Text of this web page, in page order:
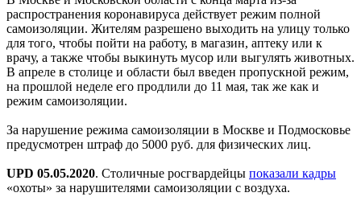
распространения коронавируса действует режим полной
самоизоляции. Жителям разрешено выходить на улицу только
для того, чтобы пойти на работу, в магазин, аптеку или к
врачу, а также чтобы выкинуть мусор или выгулять животных.
В апреле в столице и области был введен пропускной режим,
на прошлой неделе его продлили до 11 мая, так же как и
режим самоизоляции.
За нарушение режима самоизоляции в Москве и Подмосковье
предусмотрен штраф до 5000 руб. для физических лиц.
UPD 05.05.2020. Столичные росгвардейцы показали кадры
«охоты» за нарушителями самоизоляции c воздуха.